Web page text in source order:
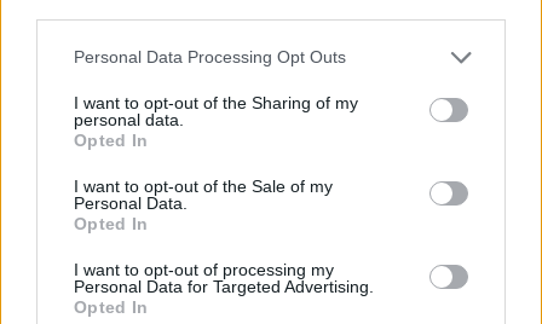
Personal Data Processing Opt Outs
I want to opt-out of the Sharing of my
personal data.
Opted In
I want to opt-out of the Sale of my
Personal Data.
Opted In
I want to opt-out of processing my
Personal Data for Targeted Advertising.
Opted In